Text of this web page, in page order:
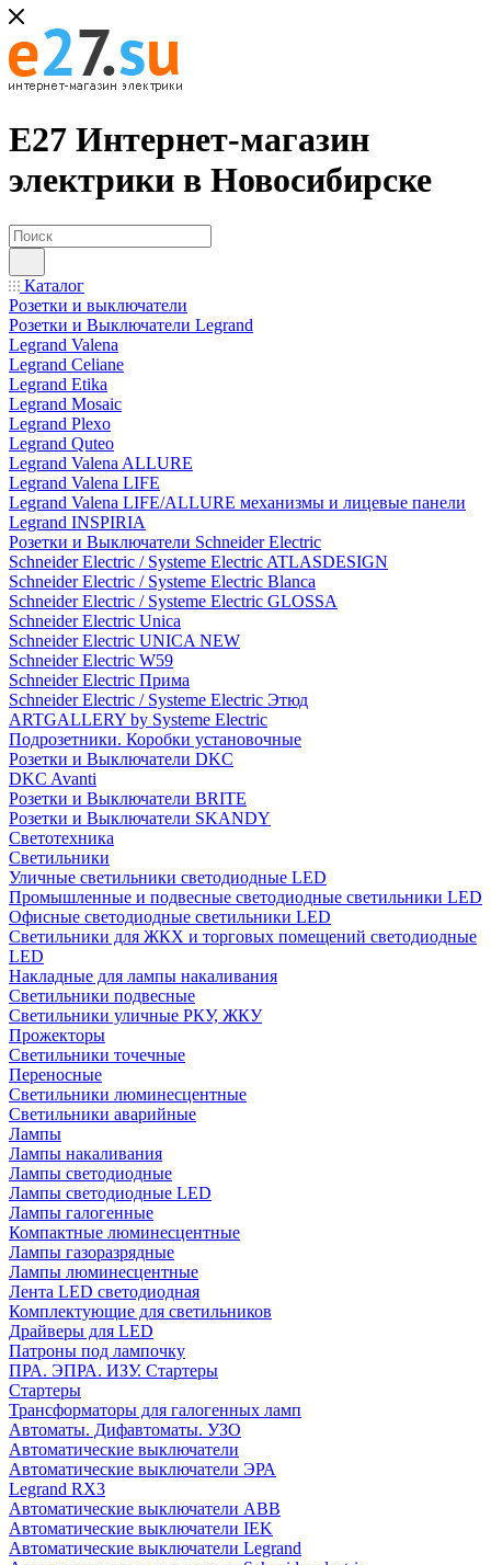
Е27 Интернет-магазин
электрики в Новосибирске
Каталог
Розетки и выключатели
Розетки и Выключатели Legrand
Legrand Valena
Legrand Celiane
Legrand Etika
Legrand Mosaic
Legrand Plexo
Legrand Quteo
Legrand Valena ALLURE
Legrand Valena LIFE
Legrand Valena LIFE/ALLURE механизмы и лицевые панели
Legrand INSPIRIA
Розетки и Выключатели Schneider Electric
Schneider Electric / Systeme Electric ATLASDESIGN
Schneider Electric / Systeme Electric Blanca
Schneider Electric / Systeme Electric GLOSSA
Schneider Electric Unica
Schneider Electric UNICA NEW
Schneider Electric W59
Schneider Electric Прима
Schneider Electric / Systeme Electric Этюд
ARTGALLERY by Systeme Electric
Подрозетники. Коробки установочные
Розетки и Выключатели DKC
DKC Avanti
Розетки и Выключатели BRITE
Розетки и Выключатели SKANDY
Светотехника
Светильники
Уличные светильники светодиодные LED
Промышленные и подвесные светодиодные светильники LED
Офисные светодиодные светильники LED
Светильники для ЖКХ и торговых помещений светодиодные
LED
Накладные для лампы накаливания
Светильники подвесные
Светильники уличные РКУ, ЖКУ
Прожекторы
Cветильники точечные
Переносные
Светильники люминесцентные
Светильники аварийные
Лампы
Лампы накаливания
Лампы светодиодные
Лампы светодиодные LED
Лампы галогенные
Компактные люминесцентные
Лампы газоразрядные
Лампы люминесцентные
Лента LED светодиодная
Комплектующие для светильников
Драйверы для LED
Патроны под лампочку
ПРА. ЭПРА. ИЗУ. Стартеры
Стартеры
Трансформаторы для галогенных ламп
Автоматы. Дифавтоматы. УЗО
Автоматические выключатели
Автоматические выключатели ЭРА
Legrand RX3
Автоматические выключатели ABB
Автоматические выключатели IEK
Автоматические выключатели Legrand